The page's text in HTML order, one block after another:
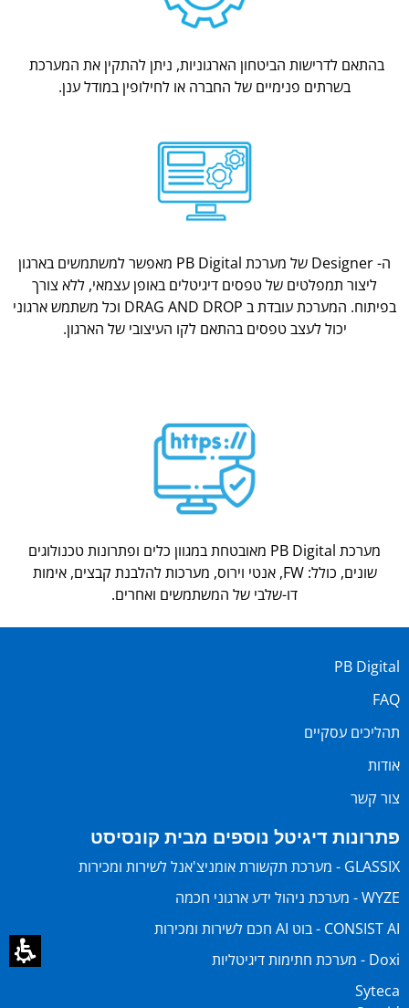
בהתאם לדרישות הביטחון הארגוניות, ניתן להתקין את המערכת
בשרתים פנימיים של החברה או לחילופין במודל ענן.
ה- Designer של מערכת PB Digital מאפשר למשתמשים בארגון
ליצור תמפלטים של טפסים דיגיטלים באופן עצמאי, ללא צורך
בפיתוח. המערכת עובדת ב DRAG AND DROP וכל משתמש ארגוני
יכול לעצב טפסים בהתאם לקו העיצובי של הארגון.
מערכת PB Digital מאובטחת במגוון כלים ופתרונות טכנולוגים
שונים, כולל: FW, אנטי וירוס, מערכות להלבנת קבצים, אימות
דו-שלבי של המשתמשים ואחרים.
PB Digital
FAQ
תהליכים עסקיים
אודות
צור קשר
פתרונות דיגיטל נוספים מבית קונסיסט
GLASSIX - מערכת תקשורת אומניצ'אנל לשירות ומכירות
WYZE - מערכת ניהול ידע ארגוני חכמה
CONSIST AI - בוט AI חכם לשירות ומכירות
Doxi - מערכת חתימות דיגיטליות
Syteca